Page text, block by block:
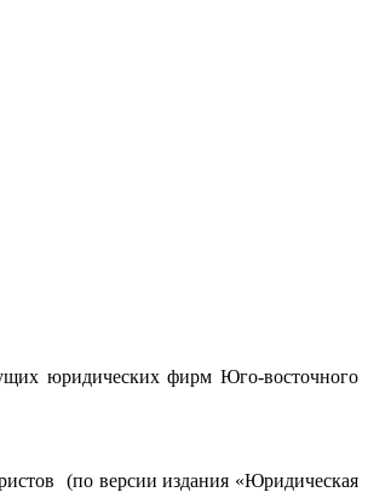
юридических фирм Юго-восточного
(по версии издания «Юридическая